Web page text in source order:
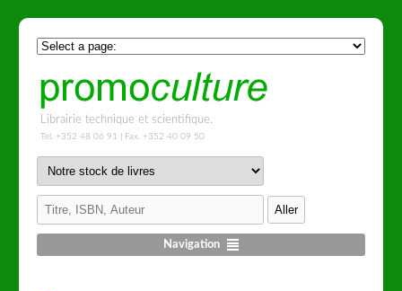
Librairie technique et scientifique.
Tel. +352 48 06 91 | Fax. +352 40 09 50
Navigation